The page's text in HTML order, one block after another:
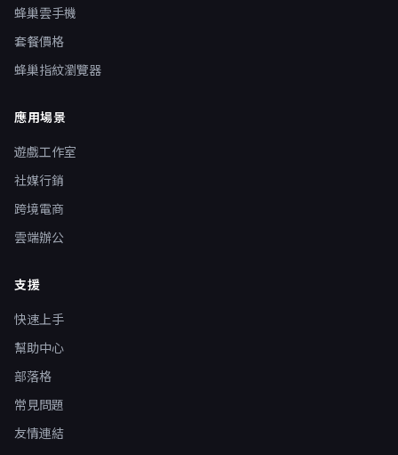
蜂巢雲手機
套餐價格
蜂巢指紋瀏覽器
應用場景
遊戲工作室
社媒行銷
跨境電商
雲端辦公
支援
快速上手
幫助中心
部落格
常見問題
友情連結